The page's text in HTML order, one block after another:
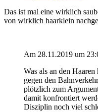
Das ist mal eine wirklich
von wirklich haarklein
Am 28.11.2019 um
Was als an den
gegen den
plötzlich zum
damit konfrontiert
Disziplin noch viel